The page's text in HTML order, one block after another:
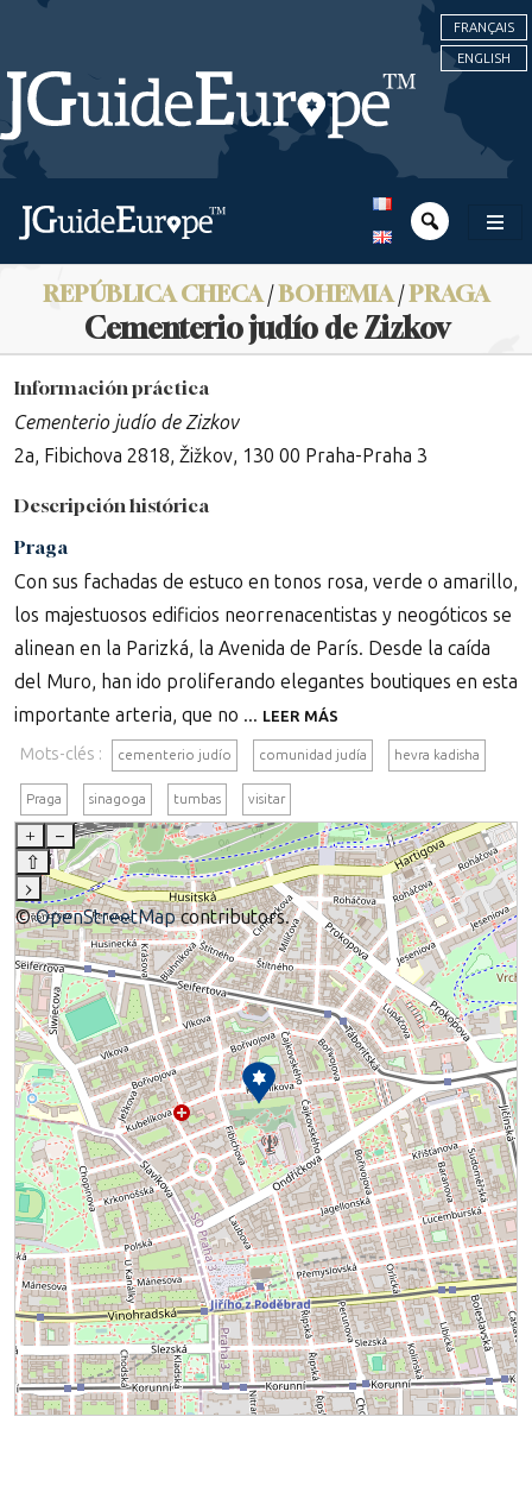
FRANÇAIS
ENGLISH
REPÚBLICA CHECA/BOHEMIA/PRAGA
Cementerio judío de Zizkov
Información práctica
Cementerio judío de Zizkov
2a, Fibichova 2818, Žižkov, 130 00 Praha-Praha 3
Descripción histórica
Praga
Con sus fachadas de estuco en tonos rosa, verde o amarillo,
los majestuosos edificios neorrenacentistas y neogóticos se
alinean en la Parizká, la Avenida de París. Desde la caída
del Muro, han ido proliferando elegantes boutiques en esta
importante arteria, que no ... LEER MÁS
Mots-clés : cementerio judío comunidad judía hevra kadisha
Praga sinagoga tumbas visitar
+
–
⇧
›
©OpenStreetMapcontributors.